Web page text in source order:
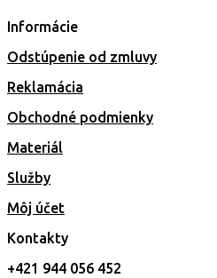
Informácie
Odstúpenie od zmluvy
Reklamácia
Obchodné podmienky
Materiál
Služby
Môj účet
Kontakty
+421 944 056 452